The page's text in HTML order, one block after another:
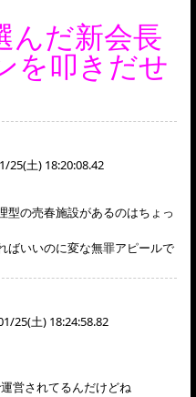
んだ新会長
を叩きだせ
25(土) 18:20:08.42
型の売春施設があるのはちょっ
ばいいのに変な無罪アピールで
25(土) 18:24:58.82
営されてるんだけどね